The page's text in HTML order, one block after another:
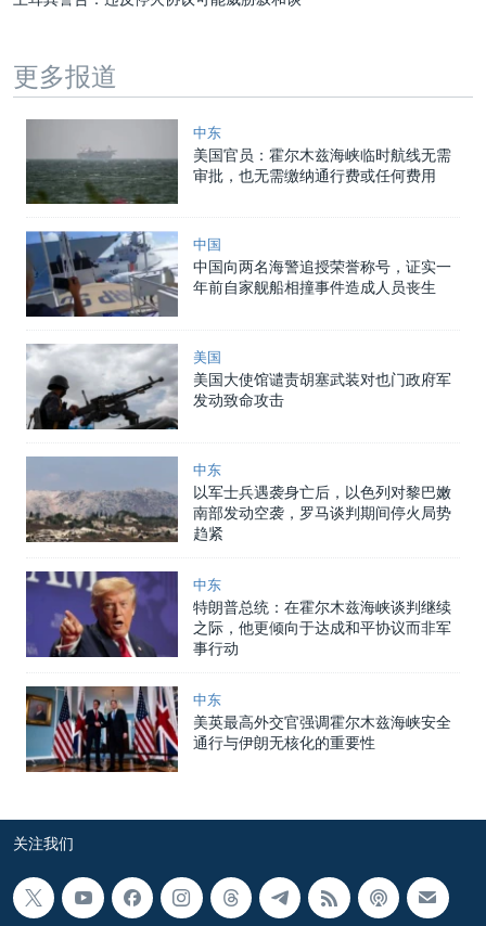
更多报道
中东
美国官员：霍尔木兹海峡临时航线无需
审批，也无需缴纳通行费或任何费用
中国
中国向两名海警追授荣誉称号，证实一
年前自家舰船相撞事件造成人员丧生
美国
美国大使馆谴责胡塞武装对也门政府军
发动致命攻击
中东
以军士兵遇袭身亡后，以色列对黎巴嫩
南部发动空袭，罗马谈判期间停火局势
趋紧
中东
特朗普总统：在霍尔木兹海峡谈判继续
之际，他更倾向于达成和平协议而非军
事行动
中东
美英最高外交官强调霍尔木兹海峡安全
通行与伊朗无核化的重要性
关注我们